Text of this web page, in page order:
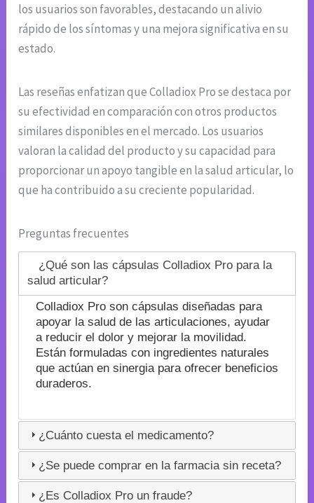
los usuarios son favorables, destacando un alivio
rápido de los síntomas y una mejora significativa en su
estado.
Las reseñas enfatizan que Colladiox Pro se destaca por
su efectividad en comparación con otros productos
similares disponibles en el mercado. Los usuarios
valoran la calidad del producto y su capacidad para
proporcionar un apoyo tangible en la salud articular, lo
que ha contribuido a su creciente popularidad.
Preguntas frecuentes
¿Qué son las cápsulas Colladiox Pro para la
salud articular?
Colladiox Pro son cápsulas diseñadas para
apoyar la salud de las articulaciones, ayudar
a reducir el dolor y mejorar la movilidad.
Están formuladas con ingredientes naturales
que actúan en sinergia para ofrecer beneficios
duraderos.
¿Cuánto cuesta el medicamento?
¿Se puede comprar en la farmacia sin receta?
¿Es Colladiox Pro un fraude?